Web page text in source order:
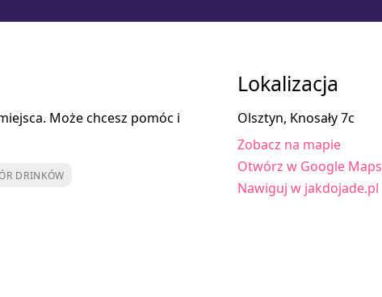
Może chcesz pomóc i
DRINKÓW
Lokalizacja
Olsztyn, Knosały 7c
Zobacz na mapie
Otwórz w Google Maps
Nawiguj w jakdojade.pl